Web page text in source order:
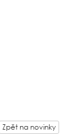
Zpět na novinky